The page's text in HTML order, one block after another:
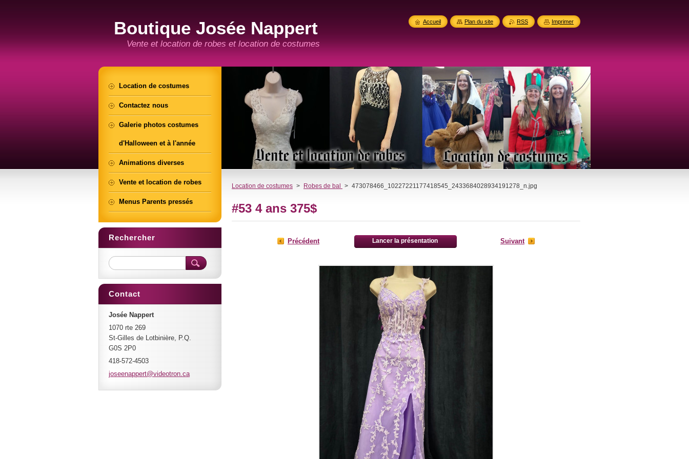
Boutique Josée Nappert
Vente et location de robes et location de costumes
Location de costumes > Robes de bal > 473078466_10227221177418545_2433684028934191278_n.jpg
#53 4 ans 375$
Précédent Lancer la présentation Suivant
Location de costumes
Contactez nous
Galerie photos costumes
d'Halloween et à l'année
Animations diverses
Vente et location de robes
Menus Parents pressés
Rechercher
Contact
Josée Nappert
1070 rte 269
St-Gilles de Lotbinière, P.Q.
G0S 2P0
418-572-4503
joseenappert@videotron.ca
Accueil Plan du site RSS Imprimer